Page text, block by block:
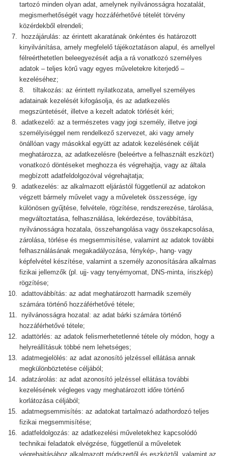
tartozó minden olyan adat, amelynek nyilvánosságra hozatalát,
megismerhetőségét vagy hozzáférhetővé tételét törvény
közérdekből elrendeli;
hozzájárulás: az érintett akaratának önkéntes és határozott
kinyilvánítása, amely megfelelő tájékoztatáson alapul, és amellyel
félreérthetetlen beleegyezését adja a rá vonatkozó személyes
adatok – teljes körű vagy egyes műveletekre kiterjedő –
kezeléséhez;
8. tiltakozás: az érintett nyilatkozata, amellyel személyes
adatainak kezelését kifogásolja, és az adatkezelés
megszüntetését, illetve a kezelt adatok törlését kéri;
adatkezelő: az a természetes vagy jogi személy, illetve jogi
személyiséggel nem rendelkező szervezet, aki vagy amely
önállóan vagy másokkal együtt az adatok kezelésének célját
meghatározza, az adatkezelésre (beleértve a felhasznált eszközt)
vonatkozó döntéseket meghozza és végrehajtja, vagy az általa
megbízott adatfeldolgozóval végrehajtatja;
adatkezelés: az alkalmazott eljárástól függetlenül az adatokon
végzett bármely művelet vagy a műveletek összessége, így
különösen gyűjtése, felvétele, rögzítése, rendszerezése, tárolása,
megváltoztatása, felhasználása, lekérdezése, továbbítása,
nyilvánosságra hozatala, összehangolása vagy összekapcsolása,
zárolása, törlése és megsemmisítése, valamint az adatok további
felhasználásának megakadályozása, fénykép-, hang- vagy
képfelvétel készítése, valamint a személy azonosítására alkalmas
fizikai jellemzők (pl. ujj- vagy tenyérnyomat, DNS-minta, íriszkép)
rögzítése;
adattovábbítás: az adat meghatározott harmadik személy
számára történő hozzáférhetővé tétele;
nyilvánosságra hozatal: az adat bárki számára történő
hozzáférhetővé tétele;
adattörlés: az adatok felismerhetetlenné tétele oly módon, hogy a
helyreállításuk többé nem lehetséges;
adatmegjelölés: az adat azonosító jelzéssel ellátása annak
megkülönböztetése céljából;
adatzárolás: az adat azonosító jelzéssel ellátása további
kezelésének végleges vagy meghatározott időre történő
korlátozása céljából;
adatmegsemmisítés: az adatokat tartalmazó adathordozó teljes
fizikai megsemmisítése;
adatfeldolgozás: az adatkezelési műveletekhez kapcsolódó
technikai feladatok elvégzése, függetlenül a műveletek
végrehajtásához alkalmazott módszertől és eszköztől, valamint az